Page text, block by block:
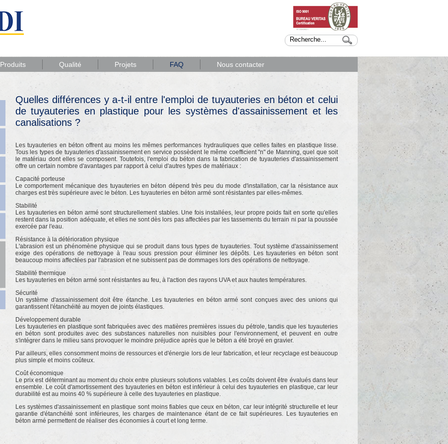
Produits Qualité Projets FAQ Nous contacter
Quelles différences y a-t-il entre l'emploi de tuyauteries en béton et celui
de tuyauteries en plastique pour les systèmes d'assainissement et les
canalisations ?
Les tuyauteries en béton offrent au moins les mêmes performances hydrauliques que celles faites en plastique lisse.
Tous les types de tuyauteries d'assainissement en service possèdent le même coefficient "n" de Manning, quel que soit
le matériau dont elles se composent. Toutefois, l'emploi du béton dans la fabrication de tuyauteries d'assainissement
offre un certain nombre d'avantages par rapport à celui d'autres types de matériaux :
Capacité porteuse
Le comportement mécanique des tuyauteries en béton dépend très peu du mode d'installation, car la résistance aux
charges est très supérieure avec le béton. Les tuyauteries en béton armé sont résistantes par elles-mêmes.
Stabilité
Les tuyauteries en béton armé sont structurellement stables. Une fois installées, leur propre poids fait en sorte qu'elles
restent dans la position adéquate, et elles ne sont dès lors pas affectées par les tassements du terrain ni par la poussée
exercée par l'eau.
Résistance à la détérioration physique
L'abrasion est un phénomène physique qui se produit dans tous types de tuyauteries. Tout système d'assainissement
exige des opérations de nettoyage à l'eau sous pression pour éliminer les dépôts. Les tuyauteries en béton sont
beaucoup moins affectées par l'abrasion et ne subissent pas de dommages lors des opérations de nettoyage.
Stabilité thermique
Les tuyauteries en béton armé sont résistantes au feu, à l'action des rayons UVA et aux hautes températures.
Sécurité
Un système d'assainissement doit être étanche. Les tuyauteries en béton armé sont conçues avec des unions qui
garantissent l'étanchéité au moyen de joints élastiques.
Développement durable
Les tuyauteries en plastique sont fabriquées avec des matières premières issues du pétrole, tandis que les tuyauteries
en béton sont produites avec des substances naturelles non nuisibles pour l'environnement, et peuvent en outre
s'intégrer dans le milieu sans provoquer le moindre préjudice après que le béton a été broyé en gravier.
Par ailleurs, elles consomment moins de ressources et d'énergie lors de leur fabrication, et leur recyclage est beaucoup
plus simple et moins coûteux.
Coût économique
Le prix est déterminant au moment du choix entre plusieurs solutions valables. Les coûts doivent être évalués dans leur
ensemble. Le coût d'amortissement des tuyauteries en béton est inférieur à celui des tuyauteries en plastique, car leur
durabilité est au moins 40 % supérieure à celle des tuyauteries en plastique.
Les systèmes d'assainissement en plastique sont moins fiables que ceux en béton, car leur intégrité structurelle et leur
garantie d'étanchéité sont inférieures, les charges de maintenance étant de ce fait supérieures. Les tuyauteries en
béton armé permettent de réaliser des économies à court et long terme.